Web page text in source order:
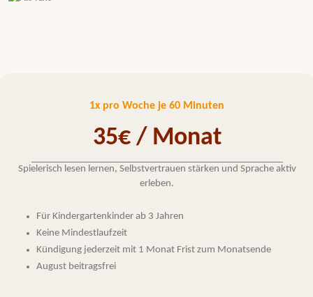
1x pro Woche je 60 Minuten
35€ / Monat
Spielerisch lesen lernen, Selbstvertrauen stärken und Sprache aktiv
erleben.
Für Kindergartenkinder ab 3 Jahren
Keine Mindestlaufzeit
Kündigung jederzeit mit 1 Monat Frist zum Monatsende
August beitragsfrei